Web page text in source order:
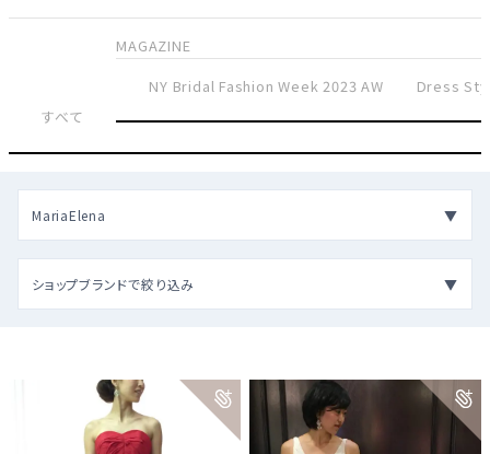
すべて
MAGAZINE
NY Bridal Fashion Week 2023 AW
Dress
MariaElena
ショップブランドで絞り込み